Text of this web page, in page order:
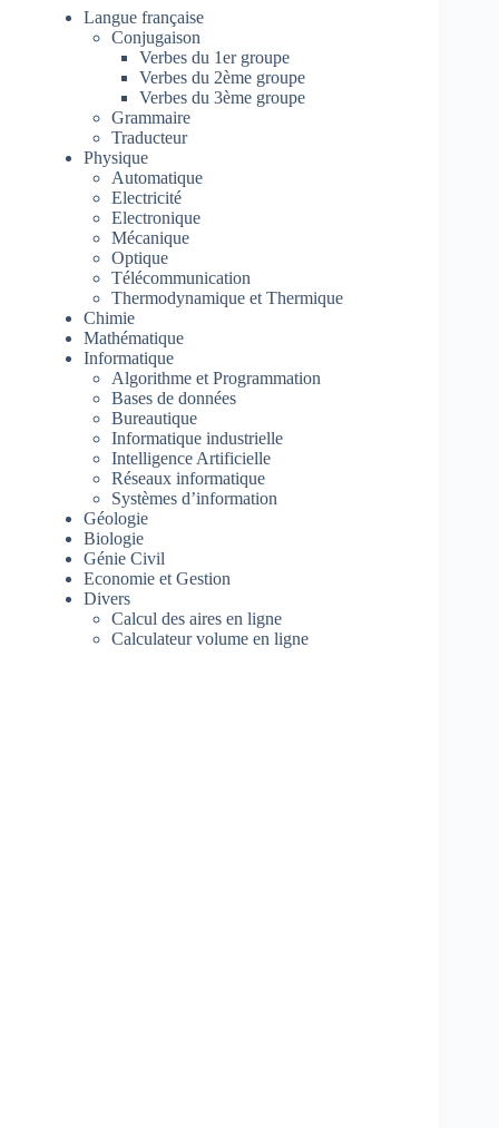
Langue française
Conjugaison
Verbes du 1er groupe
Verbes du 2ème groupe
Verbes du 3ème groupe
Grammaire
Traducteur
Physique
Automatique
Electricité
Electronique
Mécanique
Optique
Télécommunication
Thermodynamique et Thermique
Chimie
Mathématique
Informatique
Algorithme et Programmation
Bases de données
Bureautique
Informatique industrielle
Intelligence Artificielle
Réseaux informatique
Systèmes d’information
Géologie
Biologie
Génie Civil
Economie et Gestion
Divers
Calcul des aires en ligne
Calculateur volume en ligne